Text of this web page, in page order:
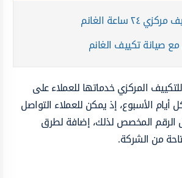
ساعة الغانم
صيانة تكييف الغانم
المركزي خدماتها للعملاء على
كل أيام الأسبوع، إذ يمكن للعملاء التواصل
الرقم المخصص لذلك، إضافة لطرق
من الشركة.